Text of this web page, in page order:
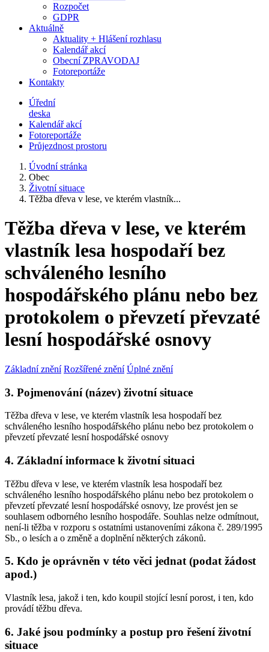
Rozpočet
GDPR
Aktuálně
Aktuality + Hlášení rozhlasu
Kalendář akcí
Obecní ZPRAVODAJ
Fotoreportáže
Kontakty
Úřední
deska
Kalendář akcí
Fotoreportáže
Průjezdnost prostoru
Úvodní stránka
Obec
Životní situace
Těžba dřeva v lese, ve kterém vlastník...
Těžba dřeva v lese, ve kterém
vlastník lesa hospodaří bez
schváleného lesního
hospodářského plánu nebo bez
protokolem o převzetí převzaté
lesní hospodářské osnovy
Základní znění Rozšířené znění Úplné znění
3. Pojmenování (název) životní situace
Těžba dřeva v lese, ve kterém vlastník lesa hospodaří bez
schváleného lesního hospodářského plánu nebo bez protokolem o
převzetí převzaté lesní hospodářské osnovy
4. Základní informace k životní situaci
Těžbu dřeva v lese, ve kterém vlastník lesa hospodaří bez
schváleného lesního hospodářského plánu nebo bez protokolem o
převzetí převzaté lesní hospodářské osnovy, lze provést jen se
souhlasem odborného lesního hospodáře. Souhlas nelze odmítnout,
není-li těžba v rozporu s ostatními ustanoveními zákona č. 289/1995
Sb., o lesích a o změně a doplnění některých zákonů.
5. Kdo je oprávněn v této věci jednat (podat žádost
apod.)
Vlastník lesa, jakož i ten, kdo koupil stojící lesní porost, i ten, kdo
provádí těžbu dřeva.
6. Jaké jsou podmínky a postup pro řešení životní
situace